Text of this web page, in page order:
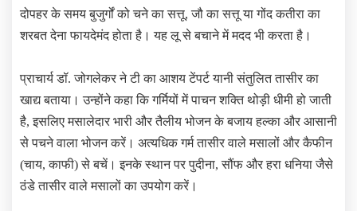
दोपहर के समय बुजुर्गों को चने का सत्तू, जौ का सत्तू या गोंद कतीरा का
शरबत देना फायदेमंद होता है। यह लू से बचाने में मदद भी करता है।
प्राचार्य डॉ. जोगलेकर ने टी का आशय टेंपर्ट यानी संतुलित तासीर का
खाद्य बताया। उन्‍होंने कहा कि गर्मियों में पाचन शक्ति थोड़ी धीमी हो जाती
है, इसलिए मसालेदार भारी और तैलीय भोजन के बजाय हल्का और आसानी
से पचने वाला भोजन करें। अत्यधिक गर्म तासीर वाले मसालों और कैफीन
(चाय, काफी) से बचें। इनके स्थान पर पुदीना, सौंफ और हरा धनिया जैसे
ठंडे तासीर वाले मसालों का उपयोग करें।